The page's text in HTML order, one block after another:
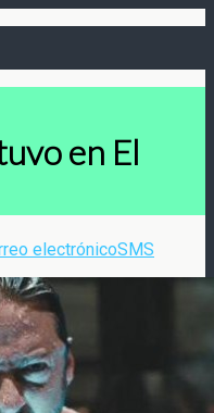
en El
electrónicoSMS